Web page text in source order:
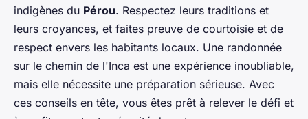
indigènes du Pérou. Respectez leurs traditions et
leurs croyances, et faites preuve de courtoisie et de
respect envers les habitants locaux. Une randonnée
sur le chemin de l'Inca est une expérience inoubliable,
mais elle nécessite une préparation sérieuse. Avec
ces conseils en tête, vous êtes prêt à relever le défi et